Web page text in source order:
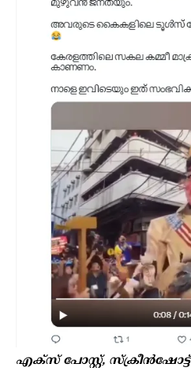
എക്സ് പോസ്റ്റ്, സ്ക്രീൻഷോട്ട്